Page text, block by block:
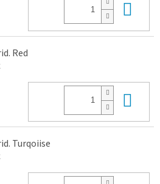
Red
Turqoiise